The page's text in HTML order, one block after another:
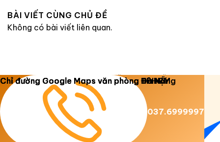
BÀI VIẾT CÙNG CHỦ ĐỀ
Không có bài viết liên quan.
Copyright 2026 © Luật Dương Gia